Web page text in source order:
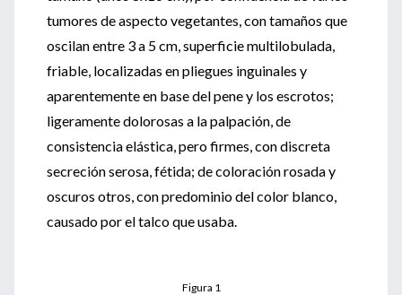
tumores de aspecto vegetantes, con tamaños que
oscilan entre 3 a 5 cm, superficie multilobulada,
friable, localizadas en pliegues inguinales y
aparentemente en base del pene y los escrotos;
ligeramente dolorosas a la palpación, de
consistencia elástica, pero firmes, con discreta
secreción serosa, fétida; de coloración rosada y
oscuros otros, con predominio del color blanco,
causado por el talco que usaba.
Figura 1